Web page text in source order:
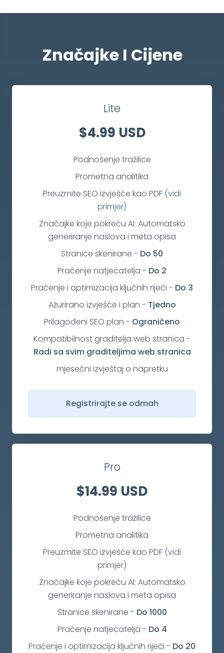
Značajke I Cijene
Lite
$4.99 USD
Podnošenje tražilice
Prometna analitika
Preuzmite SEO izvješće kao PDF (vidi
primjer)
Značajke koje pokreću AI: Automatsko
generiranje naslova i meta opisa
Stranice skenirane - Do 50
Praćenje natjecatelja - Do 2
Praćenje i optimizacija ključnih riječi - Do 3
Ažurirano izvješće i plan - Tjedno
Prilagođeni SEO plan - Ograničeno
Kompatibilnost graditelja web stranica -
Radi sa svim graditeljima web stranica
mjesečni izvještaj o napretku
Registrirajte se odmah
Pro
$14.99 USD
Podnošenje tražilice
Prometna analitika
Preuzmite SEO izvješće kao PDF (vidi
primjer)
Značajke koje pokreću AI: Automatsko
generiranje naslova i meta opisa
Stranice skenirane - Do 1000
Praćenje natjecatelja - Do 4
Praćenje i optimizacija ključnih riječi - Do 20